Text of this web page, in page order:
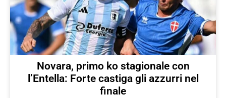
Novara, primo ko stagionale con
l’Entella: Forte castiga gli azzurri nel
finale